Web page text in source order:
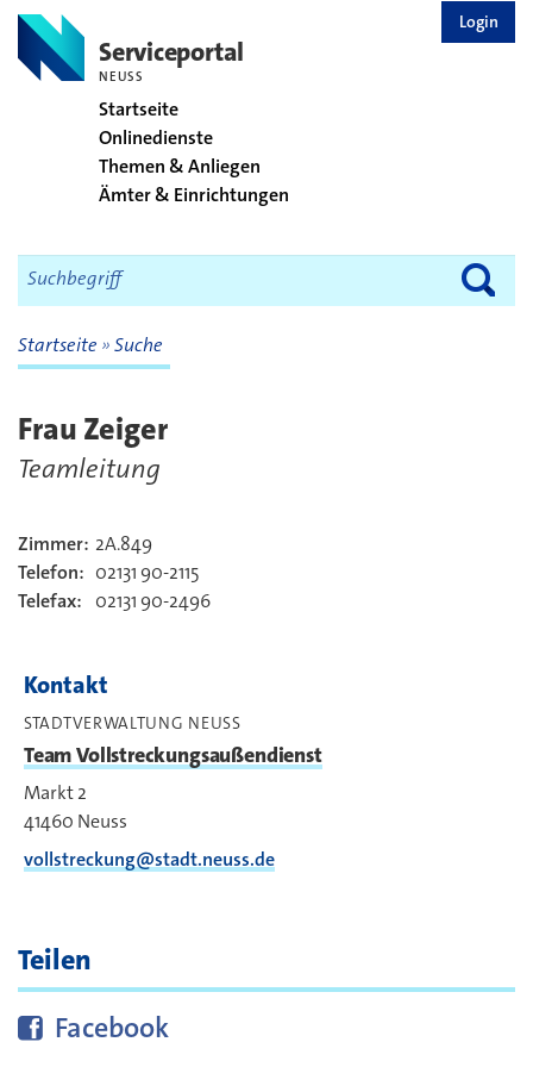
Serviceportal
NEUSS
Startseite
Onlinedienste
Themen & Anliegen
Ämter & Einrichtungen
Login
Startseite Suche
Frau Zeiger
Teamleitung
Kontakt
Zimmer: 2A.849
Telefon: 02131 90-2115
Telefax:
02131 90-2496
Kontakt
STADTVERWALTUNG NEUSS
Team Vollstreckungsaußendienst
Markt 2
41460 Neuss
vollstreckung@stadt.neuss.de
Teilen
Diese Seite bei
Facebook